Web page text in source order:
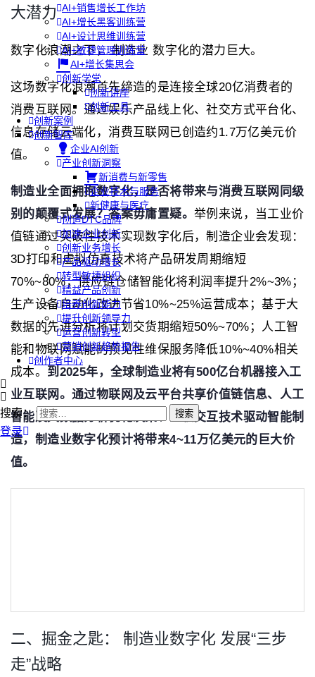
AI+销售增长工作坊
AI+增长黑客训练营
AI+设计思维训练营
AI+敏捷管理训练营
AI+增长集思会
创新学堂
创新讲座
创新工具
创新案例
创新智库
企业AI创新
产业创新洞察
新消费与新零售
企业技术与服务
新健康与医疗
创造DTC品牌
加速企业创新
创新业务增长
产品驱动增长
转型敏捷组织
精益产品创新
培养创新能力
提升创新领导力
运营创新转型
营销创新趋势报告
创作者中心
搜索：
登录
大潜力
数字化浪潮之下， 制造业 数字化的潜力巨大。
这场数字化浪潮首先缔造的是连接全球20亿消费者的
消费互联网。通过娱乐产品线上化、社交方式平台化、
信息存储云端化，消费互联网已创造约1.7万亿美元价
值。
制造业全面拥抱数字化，是否将带来与消费互联网同级
别的颠覆式发展？答案毋庸置疑。 举例来说，当工业价
值链通过突破性技术实现数字化后，制造企业会发现：
3D打印和虚拟仿真技术将产品研发周期缩短
70%~80%；供应链仓储智能化将利润率提升2%~3%；
生产设备自动化改进节省10%~25%运营成本；基于大
数据的先进分析将计划交货期缩短50%~70%；人工智
能和物联网赋能的预见性维保服务降低10%~40%相关
成本。 到2025年，全球制造业将有500亿台机器接入工
业互联网。通过物联网及云平台共享价值链信息、人工
智能及大数据分析优化决策、人机交互技术驱动智能制
造，制造业数字化预计将带来4~11万亿美元的巨大价
值。
二、掘金之匙： 制造业数字化 发展“三步
走”战略